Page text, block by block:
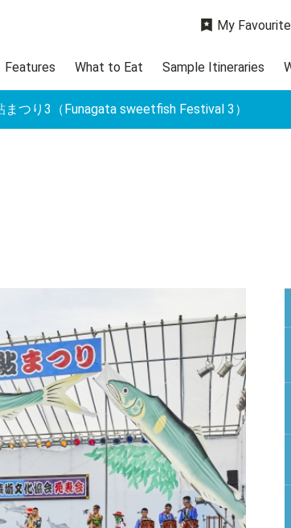
Features What to Eat Sample Itineraries
My
つり3（Funagata sweetfish Festival 3）